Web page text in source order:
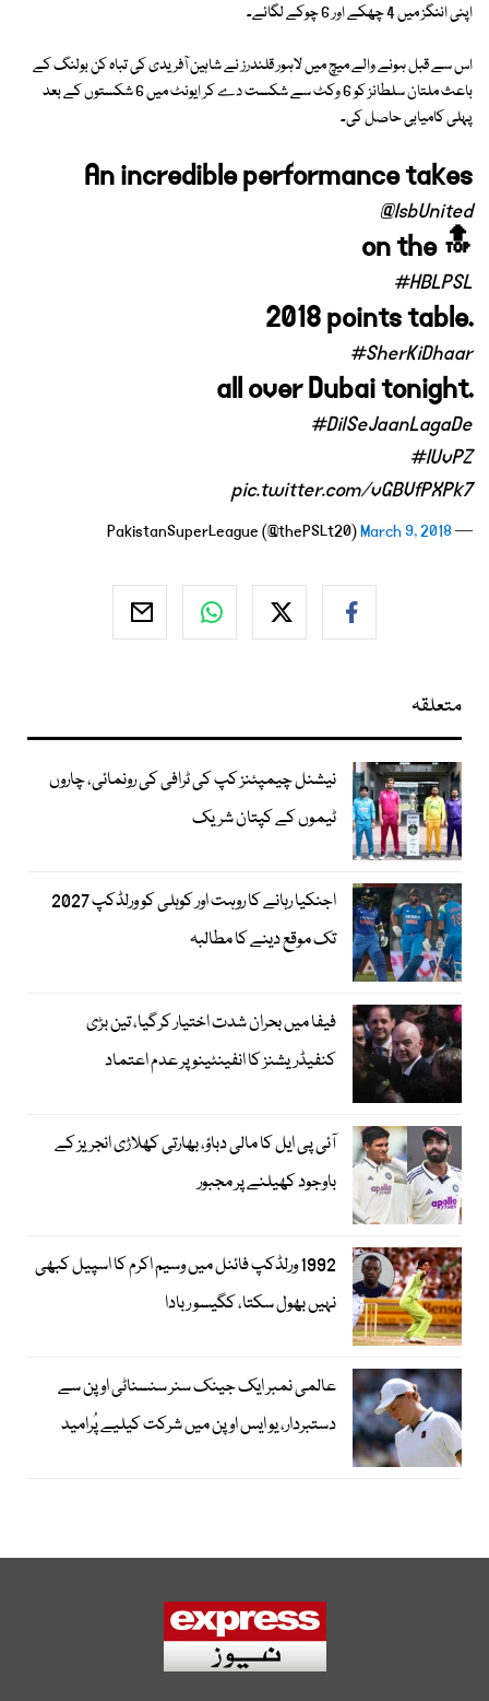
اپنی اننگز میں 4 چھکے اور 6 چوکے لگائے۔
اس سے قبل ہونے والے میچ میں لاہور قلندرز نے شاہین آفریدی کی تباہ کن بولنگ کے
باعث ملتان سلطانز کو 6 وکٹ سے شکست دے کر ایونٹ میں 6 شکستوں کے بعد
پہلی کامیابی حاصل کی۔
An incredible performance takes
@IsbUnited
on the 🔝
#HBLPSL
2018 points table.
#SherKiDhaar
all over Dubai tonight.
#DilSeJaanLagaDe
#IUvPZ
pic.twitter.com/vGBVfPXPk7
— PakistanSuperLeague (@thePSLt20)
March 9, 2018
متعلقہ
نیشنل چیمپئنز کپ کی ٹرافی کی رونمائی، چاروں
ٹیموں کے کپتان شریک
اجنکیا رہانے کا روہت اور کوہلی کو ورلڈکپ 2027
تک موقع دینے کا مطالبہ
فیفا میں بحران شدت اختیار کرگیا، تین بڑی
کنفیڈریشنز کا انفینٹینو پر عدم اعتماد
آئی پی ایل کا مالی دباؤ، بھارتی کھلاڑی انجریز کے
باوجود کھیلنے پر مجبور
1992 ورلڈکپ فائنل میں وسیم اکرم کا اسپیل کبھی
نہیں بھول سکتا، کگیسو ربادا
عالمی نمبر ایک جینک سنر سنسناٹی اوپن سے
دستبردار، یو ایس اوپن میں شرکت کیلیے پُرامید